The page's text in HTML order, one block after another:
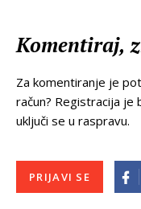
Komentiraj,
Za komentiranje je
račun? Registracija
uključi se u raspravu.
PRIJAVI SE